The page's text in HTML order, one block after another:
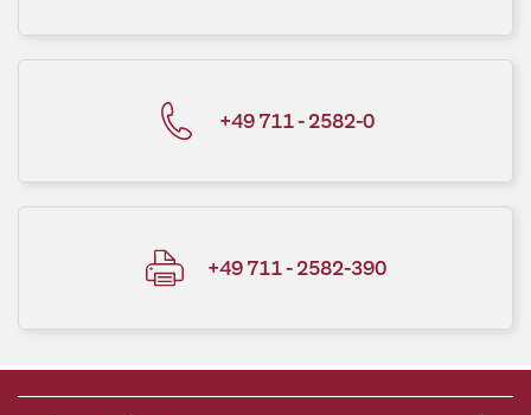
+49 711 - 2582-0
+49 711 - 2582-390